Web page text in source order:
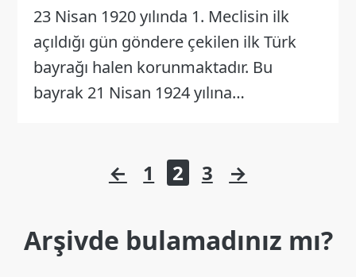
23 Nisan 1920 yılında 1. Meclisin ilk
açıldığı gün göndere çekilen ilk Türk
bayrağı halen korunmaktadır. Bu
bayrak 21 Nisan 1924 yılına…
← 1 2 3 →
Arşivde bulamadınız mı?